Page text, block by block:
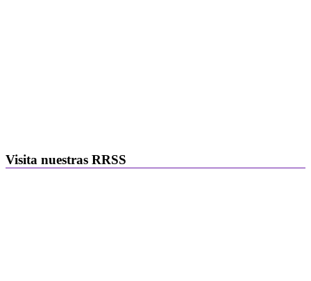
Visita nuestras RRSS